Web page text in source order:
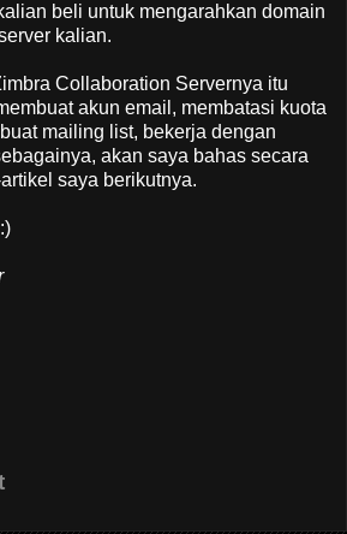
beli untuk mengarahkan domain
kalian.
Collaboration Servernya itu
akun email, membatasi kuota
mailing list, bekerja dengan
akan saya bahas secara
saya berikutnya.